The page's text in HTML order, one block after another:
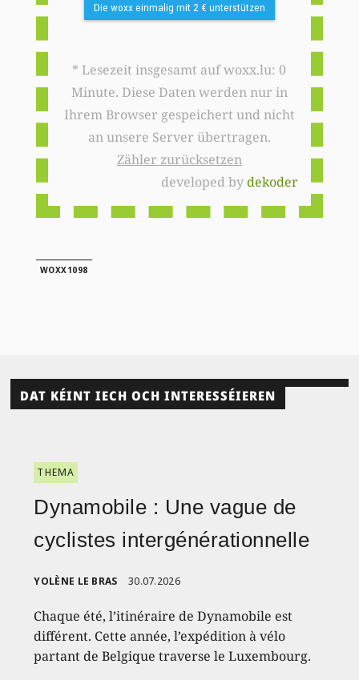
Die woxx einmalig mit 2 € unterstützen
* Lesezeit insgesamt auf woxx.lu: 0
Minute. Diese Daten werden nur in
Ihrem Browser gespeichert und nicht
an unsere Server übertragen.
Zähler zurücksetzen
developed bydekoder
WOXX1098
DAT KÉINT IECH OCH INTERESSÉIEREN
THEMA
Dynamobile : Une vague de
cyclistes intergénérationnelle
YOLÈNE LE BRAS 30.07.2026
Chaque été, l’itinéraire de Dynamobile est
différent. Cette année, l’expédition à vélo
partant de Belgique traverse le Luxembourg.